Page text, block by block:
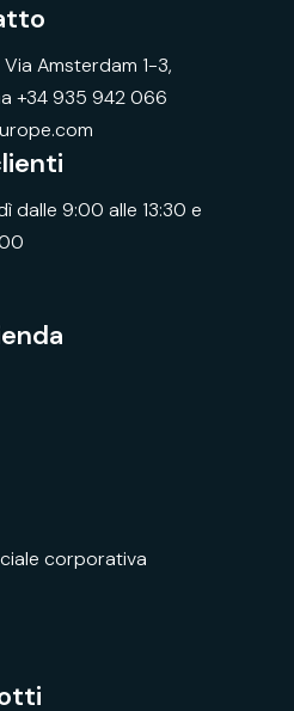
Amsterdam 1-3,
+34 935 942 066
dalle 9:00 alle 13:30 e
corporativa